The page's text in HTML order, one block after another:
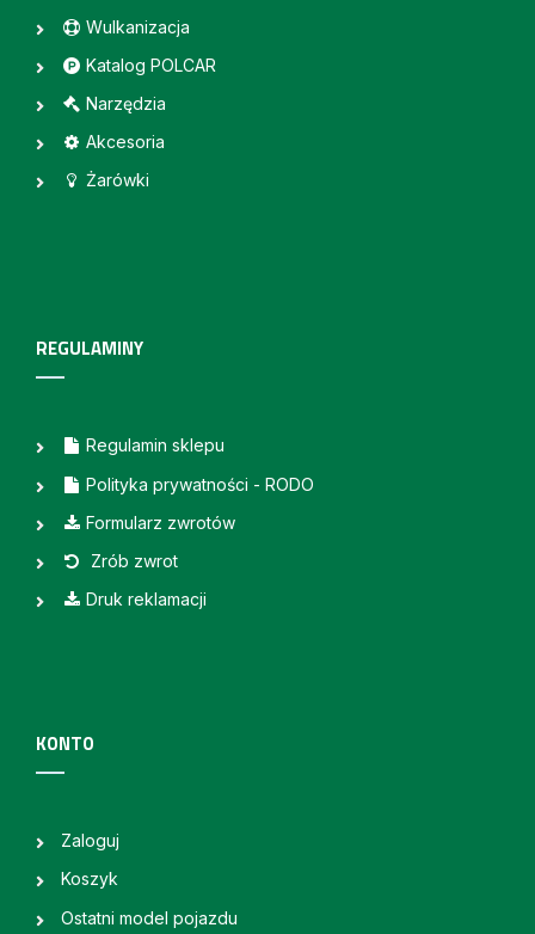
Wulkanizacja
Katalog POLCAR
Narzędzia
Akcesoria
Żarówki
REGULAMINY
Regulamin sklepu
Polityka prywatności - RODO
Formularz zwrotów
Zrób zwrot
Druk reklamacji
KONTO
Zaloguj
Koszyk
Ostatni model pojazdu